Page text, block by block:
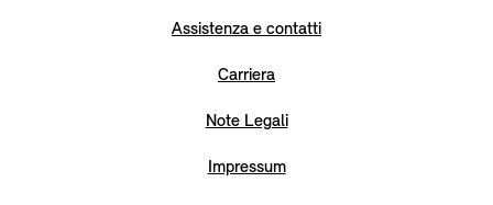
Assistenza e contatti
Carriera
Note Legali
Impressum